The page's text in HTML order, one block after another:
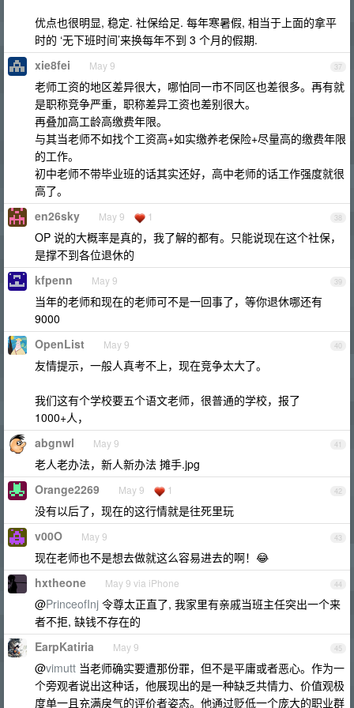
优点也很明显, 稳定. 社保给足. 每年寒暑假, 相当于上面的拿平
时的 ‘无下班时间’来换每年不到 3 个月的假期.
37
xie8fei May 9
老师工资的地区差异很大，哪怕同一市不同区也差很多。再有就
是职称竞争严重，职称差异工资也差别很大。
再叠加高工龄高缴费年限。
与其当老师不如找个工资高+如实缴养老保险+尽量高的缴费年限
的工作。
初中老师不带毕业班的话其实还好，高中老师的话工作强度就很
高了。
38
en26sky May 9 1
OP 说的大概率是真的，我了解的都有。只能说现在这个社保，
是撑不到各位退休的
39
kfpenn May 9
当年的老师和现在的老师可不是一回事了，等你退休哪还有
9000
40
OpenList May 9
友情提示，一般人真考不上，现在竞争太大了。
我们这有个学校要五个语文老师，很普通的学校，报了
1000+人，
41
abgnwl May 9
老人老办法，新人新办法 摊手.jpg
42
Orange2269 May 9 1
没有以后了，现在的这行情就是往死里玩
43
v00O May 9
现在老师也不是想去做就这么容易进去的啊！😂
44
hxtheone May 9 via iPhone
@PrinceofInj 令尊太正直了, 我家里有亲戚当班主任突出一个来
者不拒, 缺钱不存在的
45
EarpKatiria May 9
@vimutt 当老师确实要遭那份罪，但不是平庸或者恶心。作为一
个旁观者说出这种话，他展现出的是一种缺乏共情力、价值观极
度单一且充满戾气的评价者姿态。他通过贬低一个庞大的职业群